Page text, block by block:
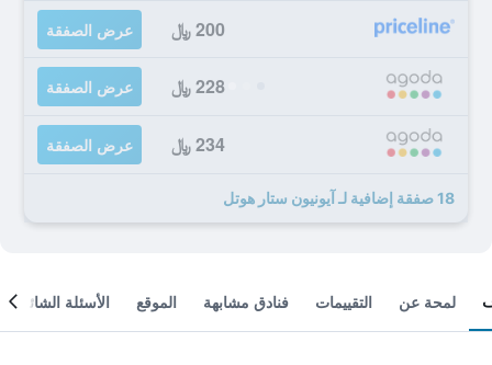
200 ﷼ عرض الصفقة
228 ﷼ عرض الصفقة
234 ﷼ عرض الصفقة
18 صفقة إضافية لـ آيونيون ستار هوتل
لمحة عن التقييمات فنادق مشابهة الموقع الأسئلة الشائعة